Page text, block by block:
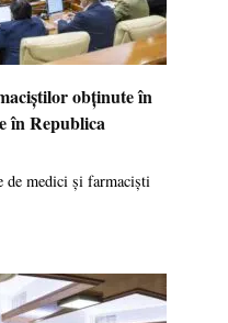
obținute în
în Republica
de medici și farmaciști